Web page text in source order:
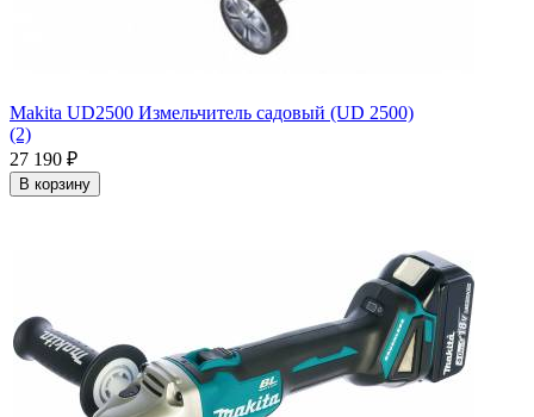
Makita UD2500 Измельчитель садовый (UD 2500)
(2)
27 190 ₽
В корзину